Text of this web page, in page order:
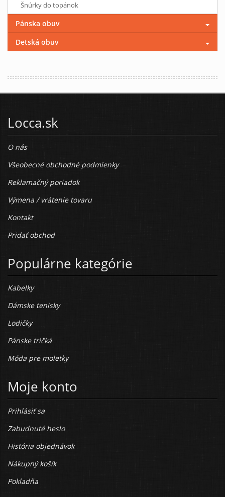
Šnúrky do topánok
Pánska obuv
Detská obuv
Locca.sk
O nás
Všeobecné obchodné podmienky
Reklamačný poriadok
Výmena / vrátenie tovaru
Kontakt
Pridať obchod
Populárne kategórie
Kabelky
Dámske tenisky
Lodičky
Pánske tričká
Móda pre moletky
Moje konto
Prihlásiť sa
Zabudnuté heslo
História objednávok
Nákupný košík
Pokladňa